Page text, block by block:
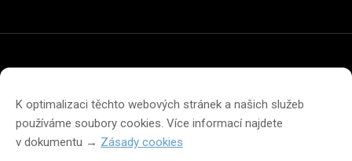
K optimalizaci těchto webových stránek a našich služeb
používáme soubory cookies. Více informací najdete
v dokumentu → Zásady cookies
Prohlášení o přístupnosti
Prohlášení o ochraně soukromí
Zásady cookies (EU)